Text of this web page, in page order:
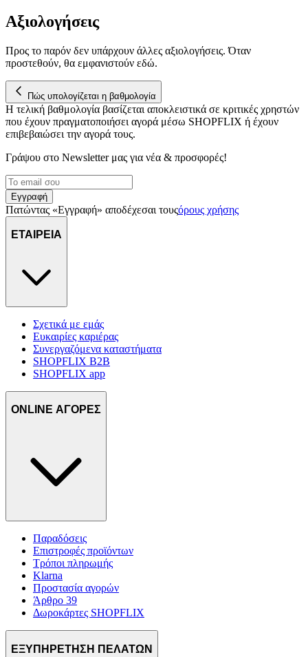
Αξιολογήσεις
Προς το παρόν δεν υπάρχουν άλλες αξιολογήσεις. Όταν
προστεθούν, θα εμφανιστούν εδώ.
Πώς υπολογίζεται η βαθμολογία
Η τελική βαθμολογία βασίζεται αποκλειστικά σε κριτικές χρηστών
που έχουν πραγματοποιήσει αγορά μέσω SHOPFLIX ή έχουν
επιβεβαιώσει την αγορά τους.
Γράψου στο Νewsletter μας για νέα & προσφορές!
Εγγραφή
Πατώντας «Εγγραφή» αποδέχεσαι τουςόρους χρήσης
ΕΤΑΙΡΕΙΑ
Σχετικά με εμάς
Ευκαιρίες καριέρας
Συνεργαζόμενα καταστήματα
SHOPFLIX B2B
SHOPFLIX app
ONLINE ΑΓΟΡΕΣ
Παραδόσεις
Επιστροφές προϊόντων
Τρόποι πληρωμής
Klarna
Προστασία αγορών
Άρθρο 39
Δωροκάρτες SHOPFLIX
ΕΞΥΠΗΡΕΤΗΣΗ ΠΕΛΑΤΩΝ